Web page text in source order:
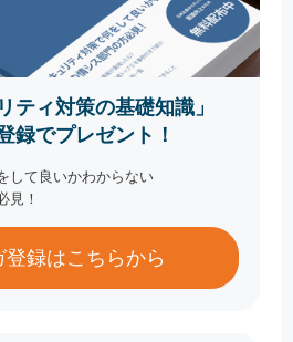
ティ対策の基礎知識」
録でプレゼント！
して良いかわからない
見！
登録はこちらから